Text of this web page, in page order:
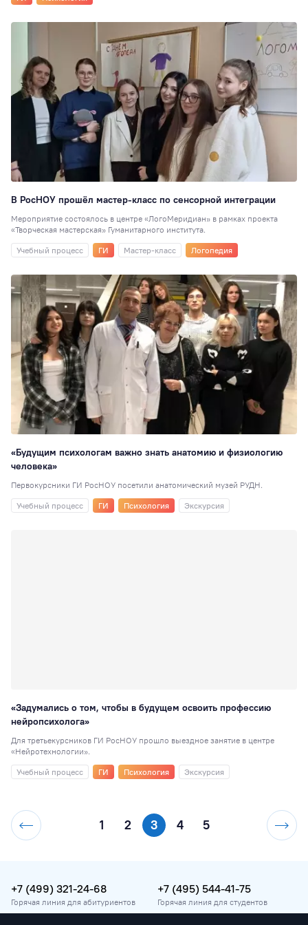
В РосНОУ прошёл мастер-класс по сенсорной интеграции
Мероприятие состоялось в центре «ЛогоМеридиан» в рамках проекта
«Творческая мастерская» Гуманитарного института.
Учебный процесс
ГИ Мастер-класс Логопедия
«Будущим психологам важно знать анатомию и физиологию
человека»
Первокурсники ГИ РосНОУ посетили анатомический музей РУДН.
Учебный процесс
ГИ Психология Экскурсия
«Задумались о том, чтобы в будущем освоить профессию
нейропсихолога»
Для третьекурсников ГИ РосНОУ прошло выездное занятие в центре
«Нейротехнологии».
Учебный процесс
ГИ Психология Экскурсия
1 2 3 4 5
+7 (499) 321-24-68
Горячая линия для абитуриентов
+7 (495) 544-41-75
Горячая линия для студентов